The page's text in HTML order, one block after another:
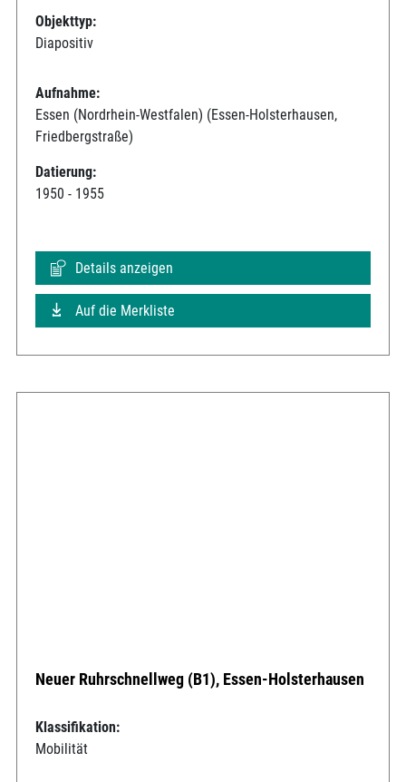
Objekttyp:
Diapositiv
Aufnahme:
Essen (Nordrhein-Westfalen) (Essen-Holsterhausen,
Friedbergstraße)
Datierung:
1950 - 1955
Details anzeigen
Auf die Merkliste
Neuer Ruhrschnellweg (B1), Essen-Holsterhausen
Klassifikation:
Mobilität